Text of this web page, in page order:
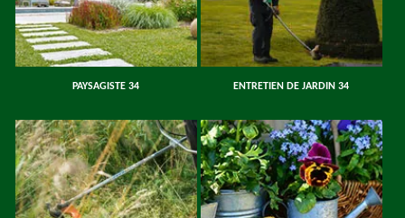
PAYSAGISTE 34 ENTRETIEN DE JARDIN 34